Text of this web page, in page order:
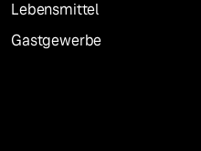
Lebensmittel
Gastgewerbe